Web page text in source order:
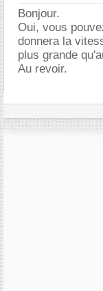
Bonjour.
Oui, vous
donnera la
plus grande
Au revoir.